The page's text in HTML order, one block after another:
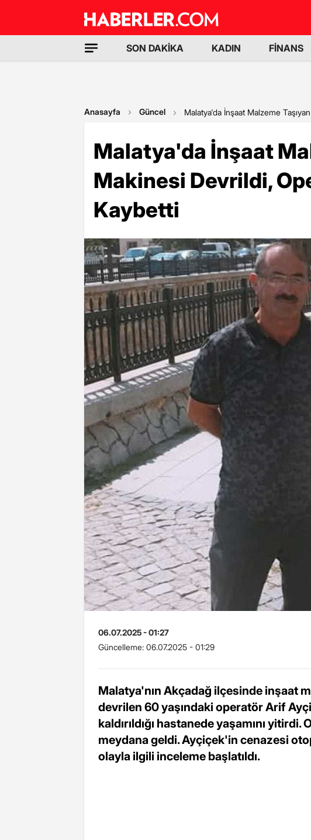
SON DAKİKA KADIN FİNANS
Anasayfa Güncel Malatya'da İnşaat Malzeme
Malatya'da İnşaat
Makinesi Devrildi,
Kaybetti
06.07.2025 - 01:27
Güncelleme: 06.07.2025 - 01:29
Malatya'nın Akçadağ ilçesinde inşaat
devrilen 60 yaşındaki operatör Arif
kaldırıldığı hastanede yaşamını
meydana geldi. Ayçiçek'in cenazesi
olayla ilgili inceleme başlatıldı.